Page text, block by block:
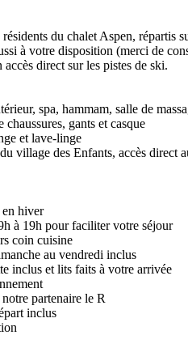
du chalet Aspen, répartis
à votre disposition (merci de
direct sur les pistes de ski.
spa, hammam, salle de
gants et casque
et lave-linge
village des Enfants, accès direct
hiver
à 19h pour faciliter votre séjour
coin cuisine
au vendredi inclus
inclus et lits faits à votre arrivée
partenaire le R
inclus